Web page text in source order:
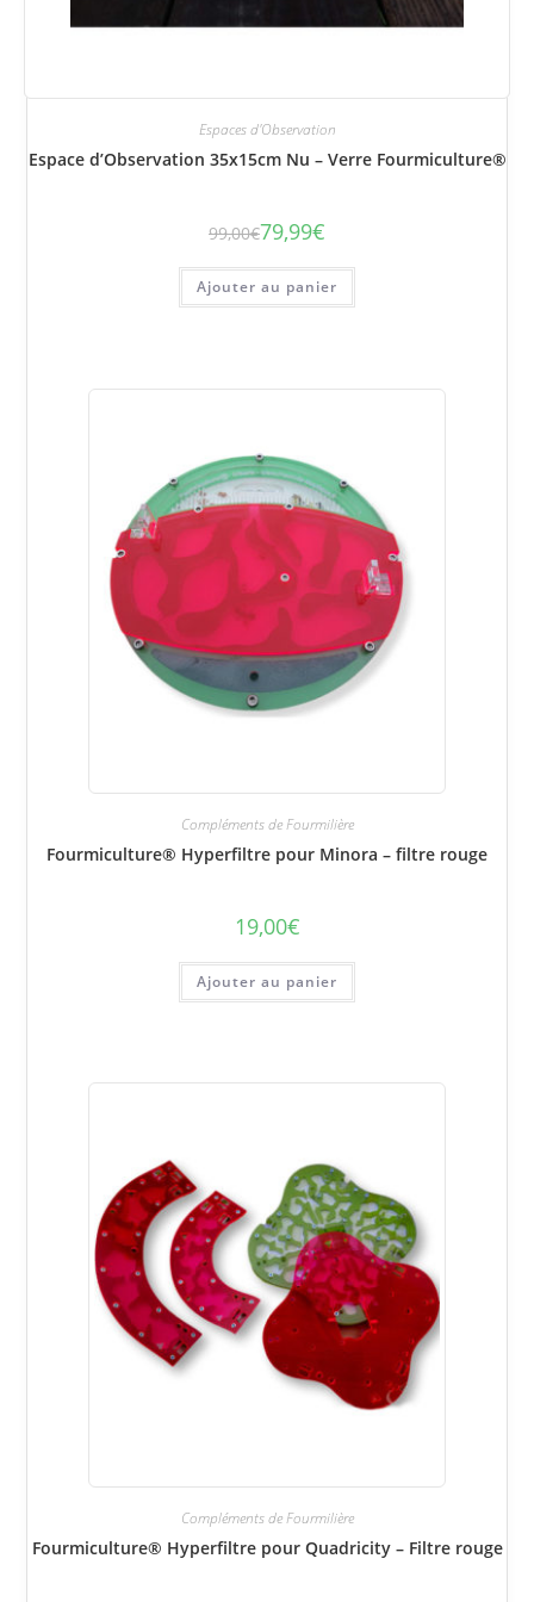
Espaces d'Observation
Espace d’Observation 35x15cm Nu – Verre Fourmiculture®
99,00€ Le
initial
était :
99,00€.
79,99€
Le
actuel
est :
79,99€.
Ajouter au panier
Compléments de Fourmilière
Fourmiculture® Hyperfiltre pour Minora – filtre rouge
19,00€
Ajouter au panier
Compléments de Fourmilière
Fourmiculture® Hyperfiltre pour Quadricity – Filtre rouge